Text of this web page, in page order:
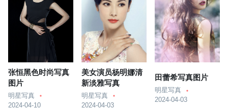
张恒黑色时尚写真
图片
明星写真
2024-04-10
美女演员杨明娜清
新淡雅写真
明星写真
2024-04-03
田蕾希写真图片
明星写真
2024-04-03